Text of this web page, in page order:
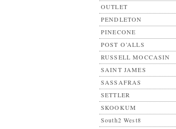
OUTLET
PENDLETON
PINECONE
POST O’ALLS
RUSSELL MOCCASIN
SAINT JAMES
SASSAFRAS
SETTLER
SKOOKUM
South2 West8